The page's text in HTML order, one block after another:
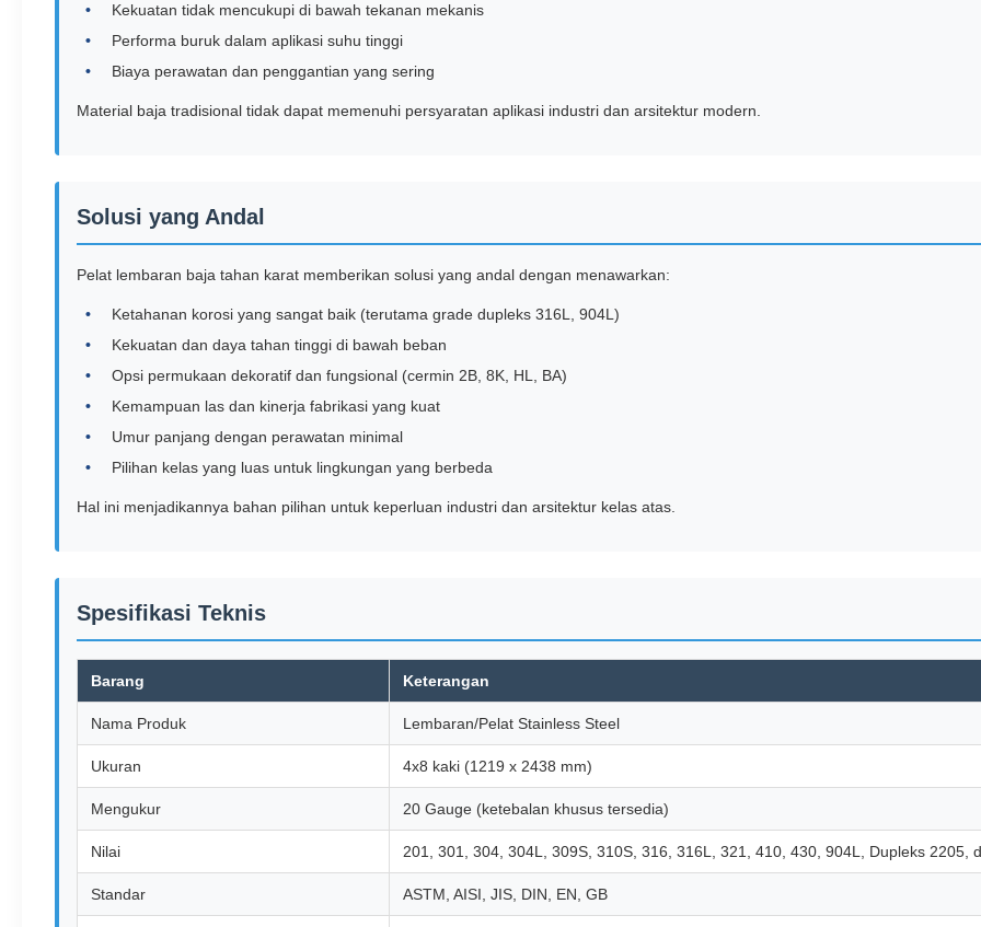
Kekuatan tidak mencukupi di bawah tekanan mekanis
Performa buruk dalam aplikasi suhu tinggi
Biaya perawatan dan penggantian yang sering
Material baja tradisional tidak dapat memenuhi persyaratan aplikasi industri dan arsitektur modern.
Solusi yang Andal
Pelat lembaran baja tahan karat memberikan solusi yang andal dengan menawarkan:
Ketahanan korosi yang sangat baik (terutama grade dupleks 316L, 904L)
Kekuatan dan daya tahan tinggi di bawah beban
Opsi permukaan dekoratif dan fungsional (cermin 2B, 8K, HL, BA)
Kemampuan las dan kinerja fabrikasi yang kuat
Umur panjang dengan perawatan minimal
Pilihan kelas yang luas untuk lingkungan yang berbeda
Hal ini menjadikannya bahan pilihan untuk keperluan industri dan arsitektur kelas atas.
Spesifikasi Teknis
Barang Keterangan
Nama Produk Lembaran/Pelat Stainless Steel
Ukuran 4x8 kaki (1219 x 2438 mm)
Mengukur 20 Gauge (ketebalan khusus tersedia)
Nilai 201, 301, 304, 304L, 309S, 310S, 316, 316L, 321, 410, 430, 904L, Dupleks 2205,
Standar ASTM, AISI, JIS, DIN, EN, GB